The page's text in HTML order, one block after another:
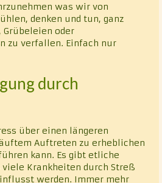
was wir von
denken und tun, ganz
Grübeleien oder
zu verfallen. Einfach nur
durch
über einen längeren
Auftreten zu erheblichen
kann. Es gibt etliche
viele Krankheiten durch Streß
werden. Immer mehr